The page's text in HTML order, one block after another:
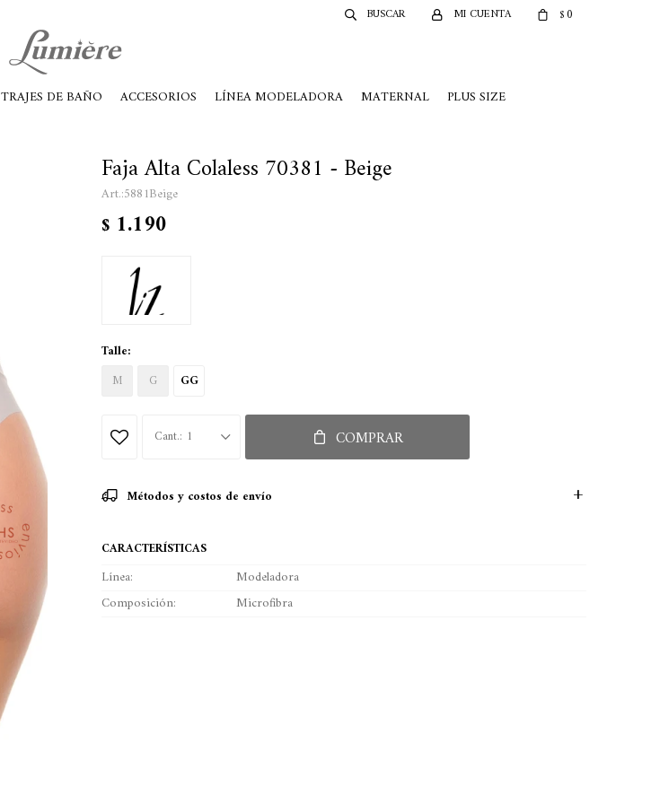
TRAJES DE BAÑO ACCESORIOS LÍNEA MODELADORA MATERNAL PLUS SIZE
$0
Faja Alta Colaless 70381 - Beige
5881Beige
$ 1.190
Talle:
M
G GG
1 COMPRAR
Métodos y costos de envío
CARACTERÍSTICAS
Línea
Modeladora
Composición
Microfibra